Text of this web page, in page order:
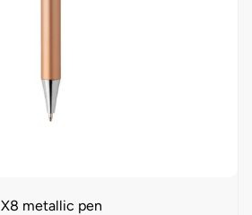
X8 metallic pen